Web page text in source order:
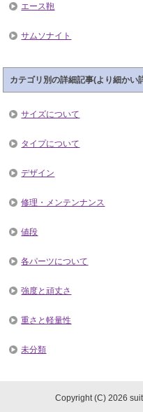
エース鞄
サムソナイト
カテゴリ別の詳細記事(より細かい
サイズについて
タイプについて
デザイン
修理・メンテンナンス
値段
各パーツについて
強度と頑丈さ
重さと軽量性
未分類
Copyright (C) 2026